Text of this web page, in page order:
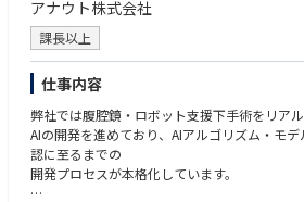
務を遂行し、CCCレビュー業務の提供を維持
動を実行する。
監督部門および関連ガバナンス部門と密接に
ビューガバナンスプロセスの整合性、監査対
確保する。
CCC関連のレビューガバナンスに関する監査
中心窓口として機能し、証憑資料の準備およ
レビューガバナンス上の指摘事項に対する
クル全体を主導し、根本原因分析、是正措置
施、効果の検証などを実施する。また、その
アナウト株式会社
課長以上
仕事内容
弊社では腹腔鏡・ロボット支援下手術をリア
AIの開発を進めており、AIアルゴリズム・モ
認に至るまでの
開発プロセスが本格化しています。